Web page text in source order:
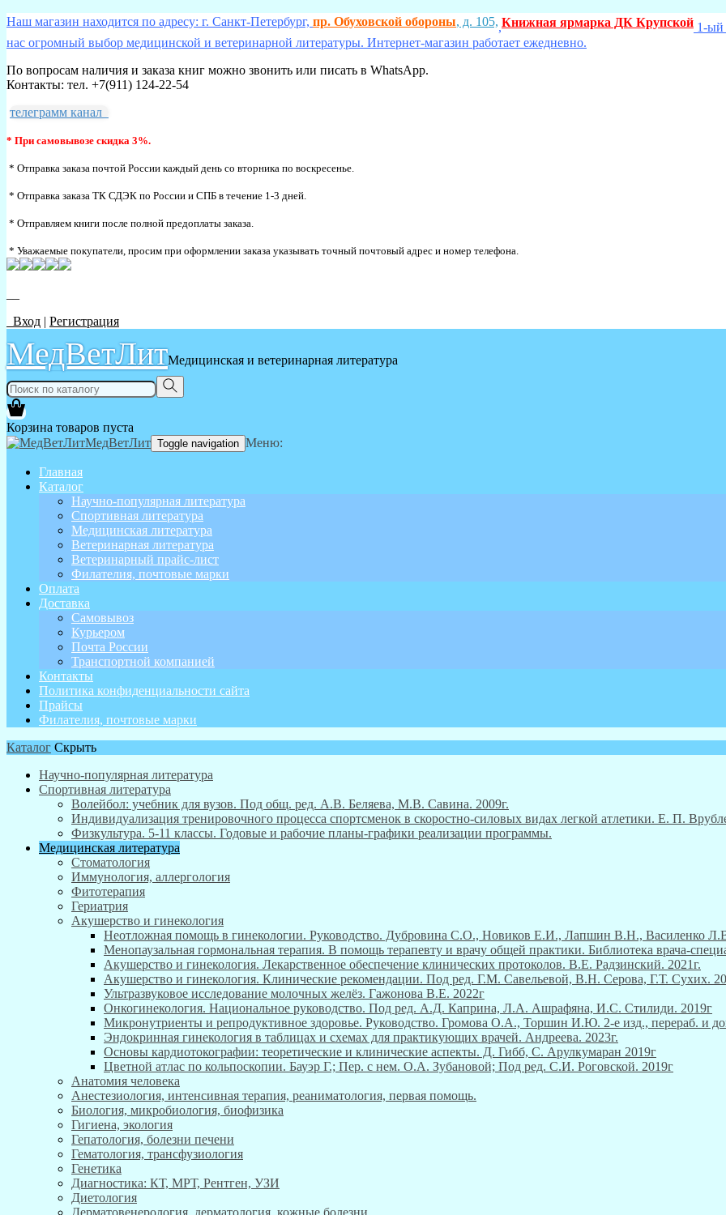
Наш магазин находится по адресу: г. Санкт-Петербург, пр. Обуховской обороны, д. 105,,Книжная ярмарка ДК Крупской 1-ый
нас огромный выбор медицинской и ветеринарной литературы. Интернет-магазин работает ежедневно.
По вопросам наличия и заказа книг можно звонить или писать в WhatsApp.
Контакты: тел. +7(911) 124-22-54
телеграмм канал
* При самовывозе скидка 3%.
* Отправка заказа почтой России каждый день со вторника по воскресенье.
* Отправка заказа ТК СДЭК по России и СПБ в течение 1-3 дней.
* Отправляем книги после полной предоплаты заказа.
* Уважаемые покупатели, просим при оформлении заказа указывать точный почтовый адрес и номер телефона.
Вход | Регистрация
МедВетЛитМедицинская и ветеринарная литература
Корзина товаров пуста
МедВетЛит Toggle navigation Меню:
Главная
Каталог
Научно-популярная литература
Спортивная литература
Медицинская литература
Ветеринарная литература
Ветеринарный прайс-лист
Филателия, почтовые марки
Оплата
Доставка
Самовывоз
Курьером
Почта России
Транспортной компанией
Контакты
Политика конфиденциальности сайта
Прайсы
Филателия, почтовые марки
Каталог Скрыть
Научно-популярная литература
Спортивная литература
Волейбол: учебник для вузов. Под общ. ред. А.В. Беляева, М.В. Савина. 2009г.
Индивидуализация тренировочного процесса спортсменок в скоростно-силовых видах легкой атлетики. Е. П.
Физкультура. 5-11 классы. Годовые и рабочие планы-графики реализации программы.
Медицинская литература
Стоматология
Иммунология, аллергология
Фитотерапия
Гериатрия
Акушерство и гинекология
Неотложная помощь в гинекологии. Руководство. Дубровина С.О., Новиков Е.И., Лапшин В.Н., Василенко
Менопаузальная гормональная терапия. В помощь терапевту и врачу общей практики. Библиотека врача-
Акушерство и гинекология. Лекарственное обеспечение клинических протоколов. В.Е. Радзинский. 2021г.
Акушерство и гинекология. Клинические рекомендации. Под ред. Г.М. Савельевой, В.Н. Серова, Г.Т. Сухих.
Ультразвуковое исследование молочных желёз. Гажонова В.Е. 2022г
Онкогинекология. Национальное руководство. Под ред. А.Д. Каприна, Л.А. Ашрафяна, И.С. Стилиди. 2019г
Микронутриенты и репродуктивное здоровье. Руководство. Громова О.А., Торшин И.Ю. 2-е изд., перераб. и
Эндокринная гинекология в таблицах и схемах для практикующих врачей. Андреева. 2023г.
Основы кардиотокографии: теоретические и клинические аспекты. Д. Гибб, С. Арулкумаран 2019г
Цветной атлас по кольпоскопии. Бауэр Г.; Пер. с нем. О.А. Зубановой; Под ред. С.И. Роговской. 2019г
Анатомия человека
Анестезиология, интенсивная терапия, реаниматология, первая помощь.
Биология, микробиология, биофизика
Гигиена, экология
Гепатология, болезни печени
Гематология, трансфузиология
Генетика
Диагностика: КТ, МРТ, Рентген, УЗИ
Диетология